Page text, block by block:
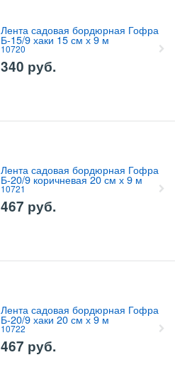
Лента садовая бордюрная Гофра
Б-15/9 хаки 15 см х 9 м
10720
340 руб.
Лента садовая бордюрная Гофра
Б-20/9 коричневая 20 см х 9 м
10721
467 руб.
Лента садовая бордюрная Гофра
Б-20/9 хаки 20 см х 9 м
10722
467 руб.